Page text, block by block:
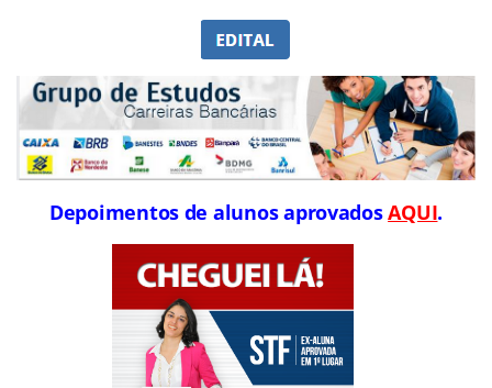
Depoimentos de alunos aprovadosAQUI.